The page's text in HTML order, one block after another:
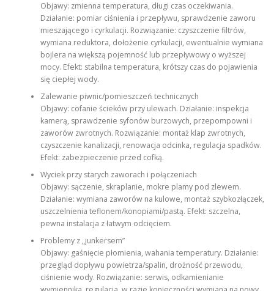
Objawy: zmienna temperatura, długi czas oczekiwania.
Działanie: pomiar ciśnienia i przepływu, sprawdzenie zaworu
mieszającego i cyrkulacji. Rozwiązanie: czyszczenie filtrów,
wymiana reduktora, dołożenie cyrkulacji, ewentualnie wymiana
bojlera na większą pojemność lub przepływowy o wyższej
mocy. Efekt: stabilna temperatura, krótszy czas do pojawienia
się ciepłej wody.
Zalewanie piwnic/pomieszczeń technicznych
Objawy: cofanie ścieków przy ulewach. Działanie: inspekcja
kamerą, sprawdzenie syfonów burzowych, przepompowni i
zaworów zwrotnych. Rozwiązanie: montaż klap zwrotnych,
czyszczenie kanalizacji, renowacja odcinka, regulacja spadków.
Efekt: zabezpieczenie przed cofką.
Wyciek przy starych zaworach i połączeniach
Objawy: sączenie, skraplanie, mokre plamy pod zlewem.
Działanie: wymiana zaworów na kulowe, montaż szybkozłączek,
uszczelnienia teflonem/konopiami/pastą. Efekt: szczelna,
pewna instalacja z łatwym odcięciem.
Problemy z „junkersem”
Objawy: gaśnięcie płomienia, wahania temperatury. Działanie:
przegląd dopływu powietrza/spalin, drożność przewodu,
ciśnienie wody. Rozwiązanie: serwis, odkamienianie